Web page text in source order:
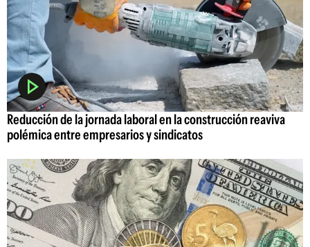
Reducción de la jornada laboral en la construcción reaviva
polémica entre empresarios y sindicatos